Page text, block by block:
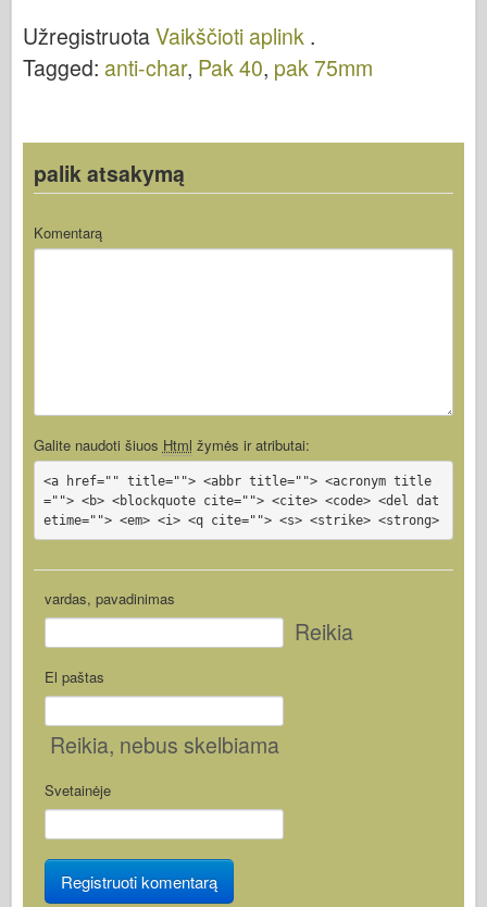
o
o
d o
n
UžregistruotaVaikščioti aplink .
Tagged: anti-char, Pak 40, pak 75mm
palik atsakymą
Komentarą
Galite naudoti šiuos Html žymės ir atributai:
<a href="" title=""> <abbr title=""> <acronym title
=""> <b> <blockquote cite=""> <cite> <code> <del dat
etime=""> <em> <i> <q cite=""> <s> <strike> <strong>
vardas, pavadinimas
Reikia
El paštas
Reikia, nebus skelbiama
Svetainėje